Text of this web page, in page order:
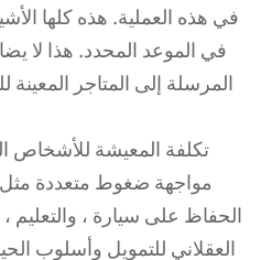
في هذه العملية. هذه كلها
في الموعد المحدد. هذا لا
المرسلة إلى المتاجر
تكلفة المعيشة للأشخاص
مواجهة ضغوط متعددة
الحفاظ على سيارة ، والتعليم
العقلاني للتمويل وأسلوب